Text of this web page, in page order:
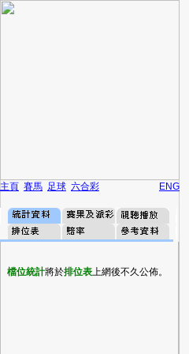
主頁 賽馬 足球 六合彩 ENG
檔位統計將於排位表上網後不久公佈。